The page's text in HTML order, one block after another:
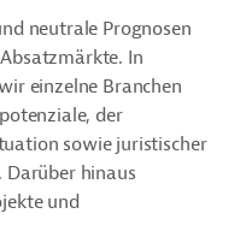
neutrale Prognosen
In
einzelne Branchen
der
sowie juristischer
Darüber hinaus
und